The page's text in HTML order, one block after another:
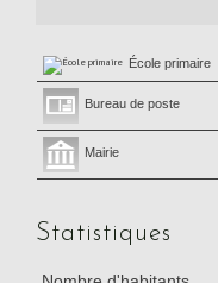
École primaire
Bureau de poste
Mairie
Statistiques